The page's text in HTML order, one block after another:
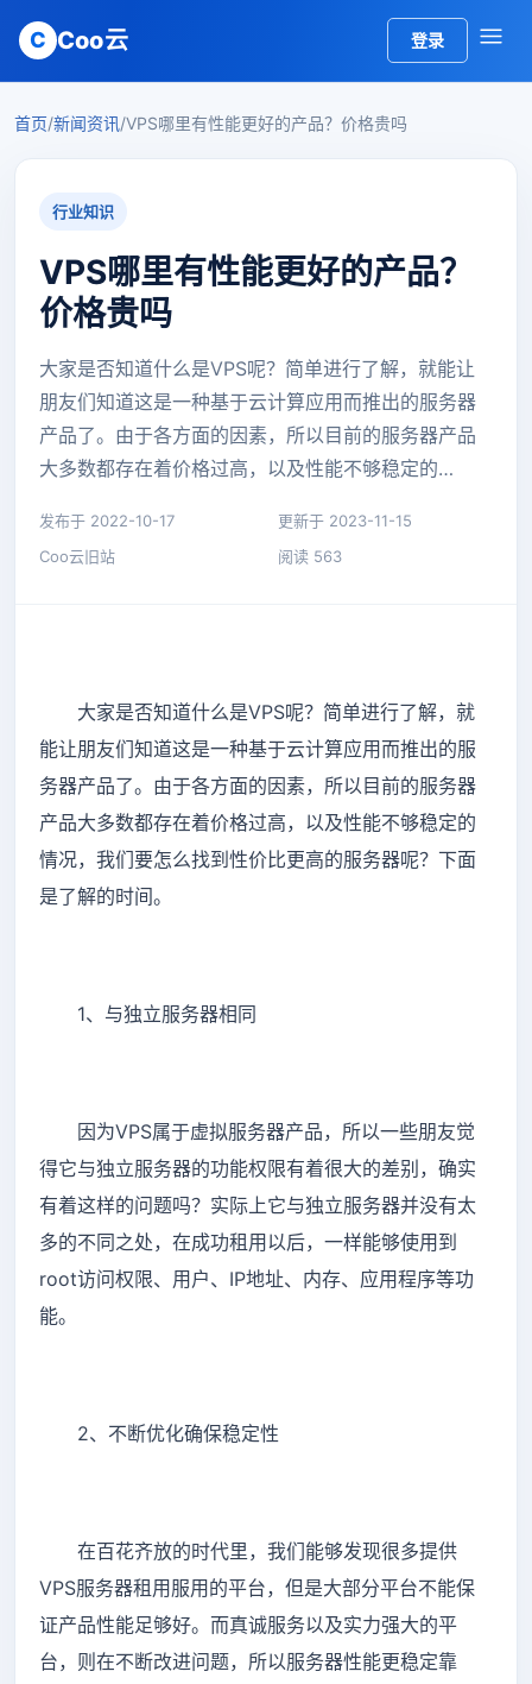
C Coo云 登录
首页/新闻资讯/VPS哪里有性能更好的产品？价格贵吗
行业知识
VPS哪里有性能更好的产品？
价格贵吗
大家是否知道什么是VPS呢？简单进行了解，就能让
朋友们知道这是一种基于云计算应用而推出的服务器
产品了。由于各方面的因素，所以目前的服务器产品
大多数都存在着价格过高，以及性能不够稳定的…
发布于 2022-10-17
更新于 2023-11-15
Coo云旧站
阅读 563
大家是否知道什么是VPS呢？简单进行了解，就
能让朋友们知道这是一种基于云计算应用而推出的服
务器产品了。由于各方面的因素，所以目前的服务器
产品大多数都存在着价格过高，以及性能不够稳定的
情况，我们要怎么找到性价比更高的服务器呢？下面
是了解的时间。
1、与独立服务器相同
因为VPS属于虚拟服务器产品，所以一些朋友觉
得它与独立服务器的功能权限有着很大的差别，确实
有着这样的问题吗？实际上它与独立服务器并没有太
多的不同之处，在成功租用以后，一样能够使用到
root访问权限、用户、IP地址、内存、应用程序等功
能。
2、不断优化确保稳定性
在百花齐放的时代里，我们能够发现很多提供
VPS服务器租用服用的平台，但是大部分平台不能保
证产品性能足够好。而真诚服务以及实力强大的平
台，则在不断改进问题，所以服务器性能更稳定靠